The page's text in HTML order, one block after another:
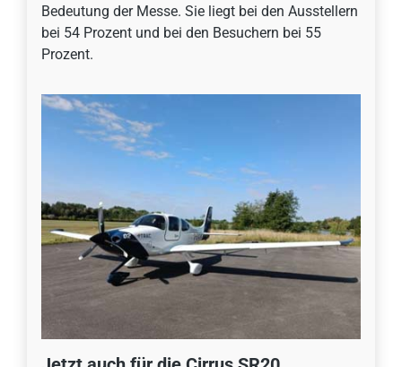
Bedeutung der Messe. Sie liegt bei den Ausstellern
bei 54 Prozent und bei den Besuchern bei 55
Prozent.